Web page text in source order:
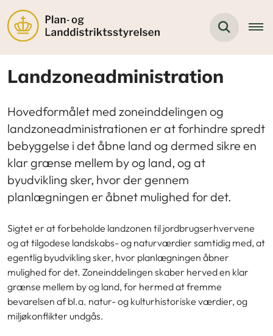
Landzoneadministration
Hovedformålet med zoneinddelingen og
landzoneadministrationen er at forhindre spredt
bebyggelse i det åbne land og dermed sikre en
klar grænse mellem by og land, og at
byudvikling sker, hvor der gennem
planlægningen er åbnet mulighed for det.
Sigtet er at forbeholde landzonen til jordbrugserhvervene
og at tilgodese landskabs- og naturværdier samtidig med, at
egentlig byudvikling sker, hvor planlægningen åbner
mulighed for det. Zoneinddelingen skaber herved en klar
grænse mellem by og land, for hermed at fremme
bevarelsen af bl.a. natur- og kulturhistoriske værdier, og
miljøkonflikter undgås.